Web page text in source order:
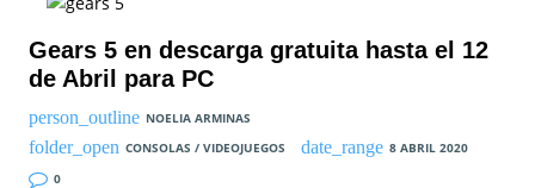
Gears 5 en descarga gratuita hasta el 12
de Abril para PC
NOELIA ARMINAS
CONSOLAS / VIDEOJUEGOS
8 ABRIL 2020
0